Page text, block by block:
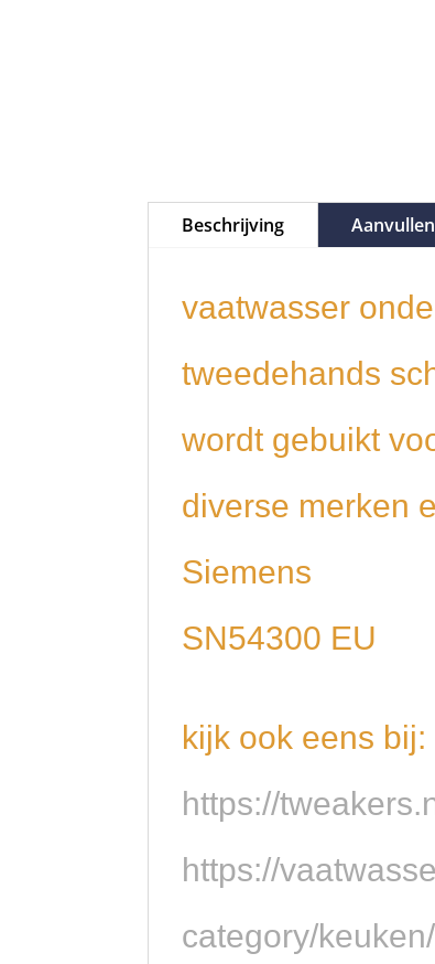
Beschrijving
vaatwasser
tweedehands
wordt gebuikt
diverse merken
Siemens
SN54300 EU
kijk ook eens bij:
https://
https://
category/